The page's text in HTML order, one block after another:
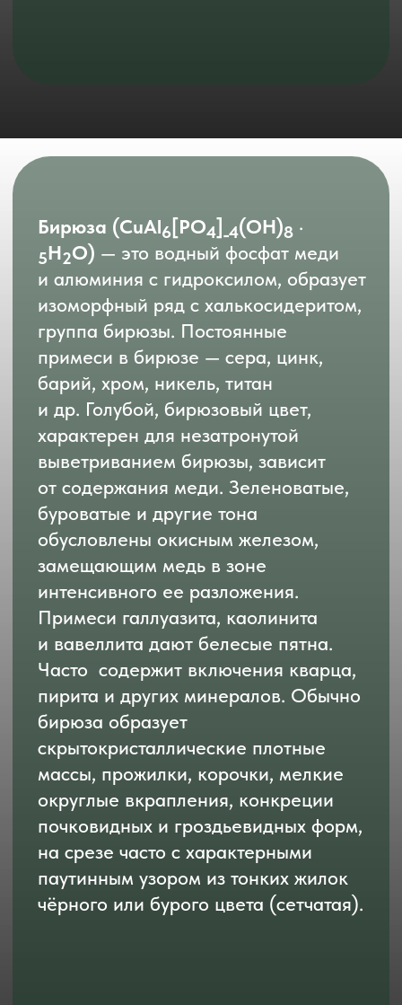
паутинным узором из тонких жилок
Ставролит
(Fe^(2+)Al4[SiO4]_2O2(OH)2)—
представляет собой сложный
силикат соединения железа
и алюминия. Внешний вид минерала
необычен — его сросшиеся
кристаллы по форме напоминают
звездочку или крест, заключенный
в сланцевую породу. Коричневый,
буро-красный, буро-желтый, черный,
иногда синий основные оттенки
минерала, зависящие
от химического состава. Наиболее
распространены «двойниковые»
кристаллы, части которых скрещены
под углом 90˚ или 120˚ - формой они
напоминают сердце или крест; реже
можно встретить «тройниковые»
ставролиты, напоминающие
шестиконечную звезду.